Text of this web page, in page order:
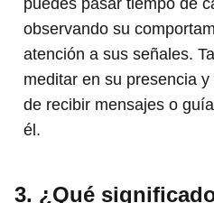
puedes pasar tiempo de
observando su
atención a sus señales.
meditar en su presencia
de recibir mensajes o
él.
3. ¿Qué